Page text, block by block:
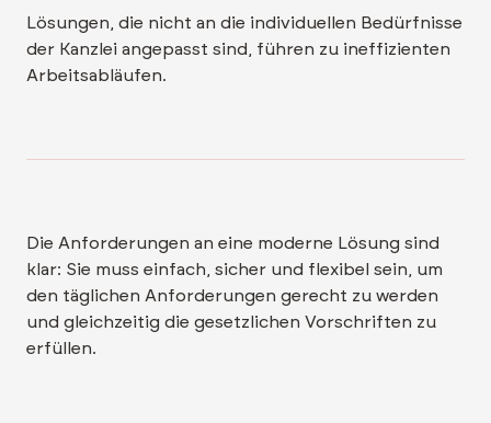
Lösungen, die nicht an die individuellen Bedürfnisse
der Kanzlei angepasst sind, führen zu ineffizienten
Arbeitsabläufen.
Die Anforderungen an eine moderne Lösung sind
klar: Sie muss einfach, sicher und flexibel sein, um
den täglichen Anforderungen gerecht zu werden
und gleichzeitig die gesetzlichen Vorschriften zu
erfüllen.